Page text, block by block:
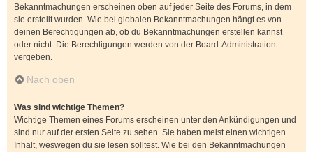
Bekanntmachungen erscheinen oben auf jeder Seite des Forums, in dem
sie erstellt wurden. Wie bei globalen Bekanntmachungen hängt es von
deinen Berechtigungen ab, ob du Bekanntmachungen erstellen kannst
oder nicht. Die Berechtigungen werden von der Board-Administration
vergeben.
Nach oben
Was sind wichtige Themen?
Wichtige Themen eines Forums erscheinen unter den Ankündigungen und
sind nur auf der ersten Seite zu sehen. Sie haben meist einen wichtigen
Inhalt, weswegen du sie lesen solltest. Wie bei den Bekanntmachungen